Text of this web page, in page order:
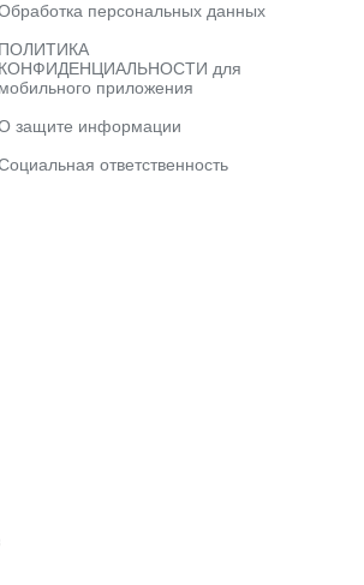
персональных данных
ПОЛИТИКА
КОНФИДЕНЦИАЛЬНОСТИ для
мобильного приложения
защите информации
ответственность